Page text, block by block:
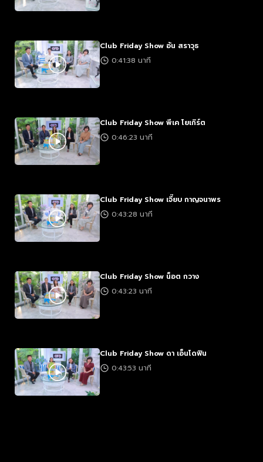
Club Friday Show อ้น สราวุธ
0:41:38 นาที
Club Friday Show พีเค โยเกิร์ต
0:46:23 นาที
Club Friday Show เจี๊ยบ กาญจนาพร
0:43:28 นาที
Club Friday Show น็อต กวาง
0:43:23 นาที
Club Friday Show ดา เอ็นโดฟิน
0:43:53 นาที